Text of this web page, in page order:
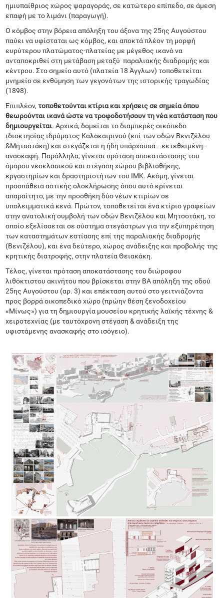
ημιυπαίθριος χώρος ψαραγοράς, σε κατώτερο επίπεδο, σε άμεση
επαφή με το λιμάνι (παραγωγή).
Ο κόμβος στην βόρεια απόληξη του άξονα της 25ης Αυγούστου
παύει να υφίσταται ως κόμβος, και αποκτά πλέον τη μορφή
ευρύτερου πλατώματος-πλατείας με μέγεθος ικανό να
ανταποκριθεί στη μετάβαση μεταξύ παραλιακής διαδρομής και
κέντρου. Στο σημείο αυτό (πλατεία 18 Άγγλων) τοποθετείται
μνημείο σε ενθύμηση των γεγονότων της ιστορικής τραγωδίας
(1898).
Επιπλέον,τοποθετούνται κτίρια και χρήσεις σε σημεία όπου
θεωρούνται ικανά ώστε να τροφοδοτήσουν τη νέα κατάσταση που
δημιουργείται. Αρχικά, δομείται το διαμπερές οικόπεδο
ιδιοκτησίας ιδρύματος Καλοκαιρινού (επί των οδών Βενιζέλου
&Μητσοτάκη) και στεγάζεται η ήδη υπάρχουσα –εκτεθειμένη–
ανασκαφή. Παράλληλα, γίνεται πρόταση αποκατάστασης του
όμορου νεοκλασικού και στέγαση χώρου βιβλιοθήκης,
εργαστηρίων και δραστηριοτήτων του ΙΜΚ. Ακόμη, γίνεται
προσπάθεια αστικής ολοκλήρωσης όπου αυτό κρίνεται
απαραίτητο, με την προσθήκη δύο νέων κτιρίων σε
υπολειμματικά κενά. Πρώτον, τοποθετείται ένα κτίριο γραφείων
στην ανατολική συμβολή των οδών Βενιζέλου και Μητσοτάκη, το
οποίο εξελίσσεται σε σύστημα στεγάστρων για την εξυπηρέτηση
των καταστημάτων εστίασης επί της παραλιακής διαδρομής
(Βενιζέλου), και ένα δεύτερο, χώρος ανάδειξης και προβολής της
κρητικής διατροφής, στην πλατεία Θειακάκη.
Τέλος, γίνεται πρόταση αποκατάστασης του διώροφου
λιθόκτιστου ακινήτου που βρίσκεται στην ΒΑ απόληξη της οδού
25ης Αυγούστου (αρ. 3) και επέκταση αυτού στο γειτνιάζοντα
προς βορρά οικοπεδικό χώρο (πρώην θέση ξενοδοχείου
«Μίνως») για τη δημιουργία μουσείου κρητικής λαϊκής τέχνης &
χειροτεχνίας (με ταυτόχρονη στέγαση & ανάδειξη της
υφιστάμενης ανασκαφής στο ισόγειο).